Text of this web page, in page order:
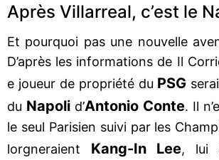
Après Villarreal, c’est le
Et pourquoi pas une nouvelle
D’après les informations de Il
e joueur de propriété du PSG
du Napoli d’Antonio Conte. Il
le seul Parisien suivi par les
lorgneraient Kang-In Lee, lui